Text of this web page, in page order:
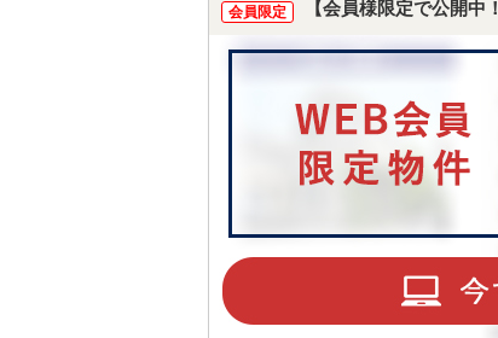
会員限定 【会員様限定で公開中